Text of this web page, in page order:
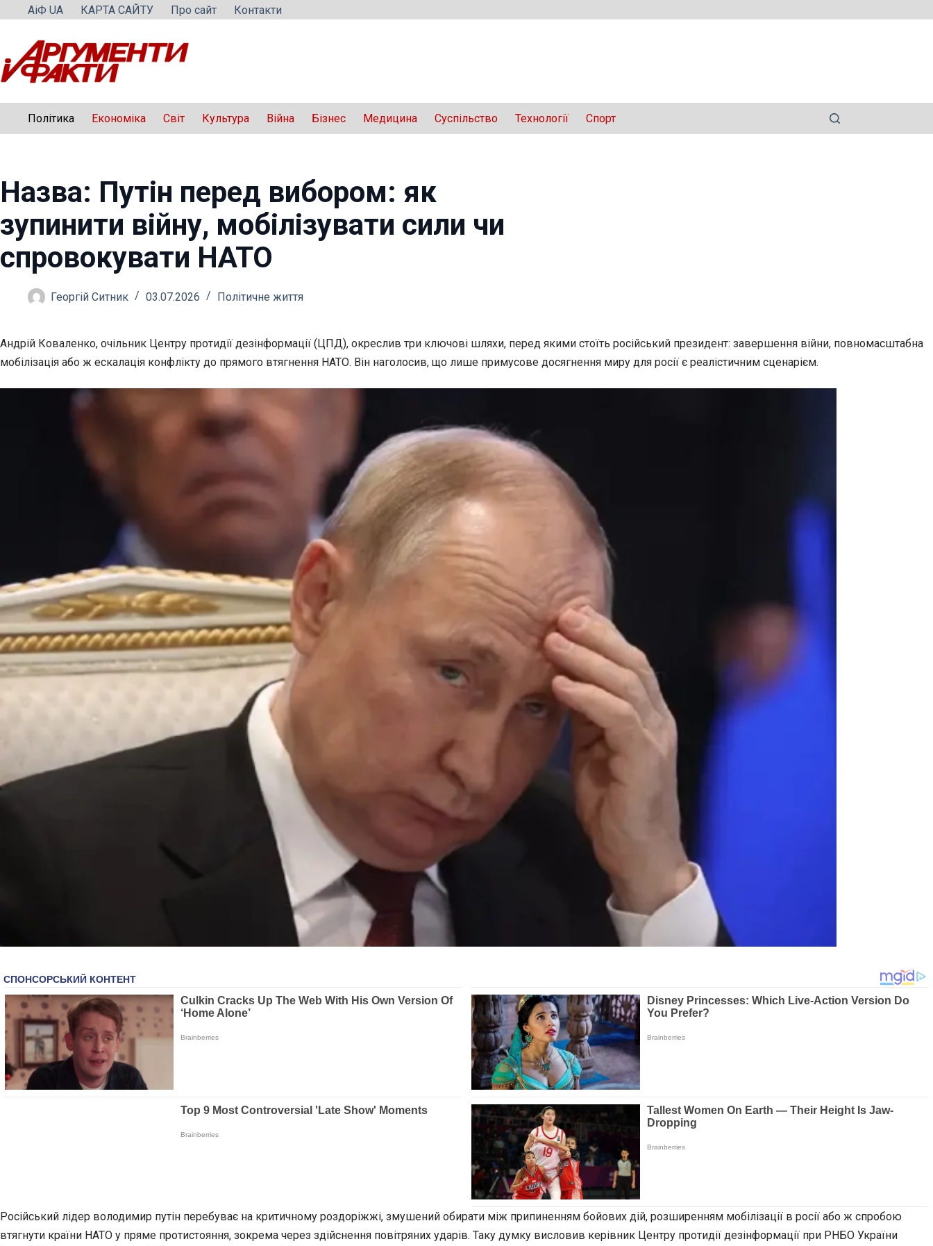
Перейти
вмісту
АіФ UA КАРТА САЙТУ Про сайт Контакти
Політика Економіка Світ Культура Війна Бізнес Медицина Суспільство Технології Спорт
Назва: Путін перед вибором: як
зупинити війну, мобілізувати сили чи
спровокувати НАТО
Георгій Ситник 03.07.2026 Політичне життя
Андрій Коваленко, очільник Центру протидії дезінформації (ЦПД), окреслив три ключові шляхи, перед якими стоїть російський президент: завершення війни, повномасштабна
мобілізація або ж ескалація конфлікту до прямого втягнення НАТО. Він наголосив, що лише примусове досягнення миру для росії є реалістичним сценарієм.
Російський лідер володимир путін перебуває на критичному роздоріжжі, змушений обирати між припиненням бойових дій, розширенням мобілізації в росії або ж спробою
втягнути країни НАТО у пряме протистояння, зокрема через здійснення повітряних ударів. Таку думку висловив керівник Центру протидії дезінформації при РНБО України